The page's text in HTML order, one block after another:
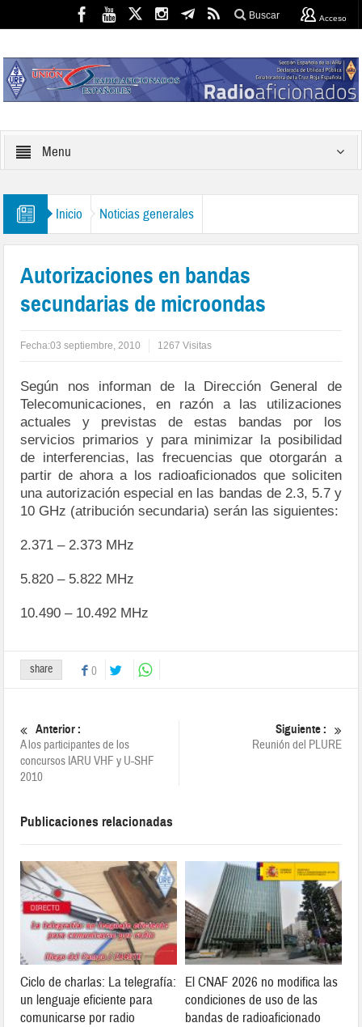
Buscar Acceso
Menu
Inicio Noticias generales
Autorizaciones en bandas
secundarias de microondas
Fecha:03 septiembre, 2010 1267 Visitas
Según nos informan de la Dirección General de
Telecomunicaciones, en razón a las utilizaciones
actuales y previstas de estas bandas por los
servicios primarios y para minimizar la posibilidad
de interferencias, las frecuencias que otorgarán a
partir de ahora a los radioaficionados que soliciten
una autorización especial en las bandas de 2.3, 5.7 y
10 GHz (atribución secundaria) serán las siguientes:
2.371 – 2.373 MHz
5.820 – 5.822 MHz
10.490 – 10.492 MHz
share 0
Anterior :
A los participantes de los
concursos IARU VHF y U-SHF
2010
Siguiente :
Reunión del PLURE
Publicaciones relacionadas
Ciclo de charlas: La telegrafía:
un lenguaje eficiente para
comunicarse por radio
El CNAF 2026 no modifica las
condiciones de uso de las
bandas de radioaficionado